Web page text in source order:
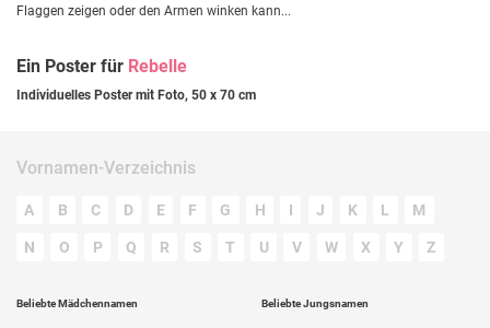
Flaggen zeigen oder den Armen winken kann...
Ein Poster für Rebelle
Individuelles Poster mit Foto, 50 x 70 cm
Vornamen-Verzeichnis
A B C D E F G H I J K L M
N O P Q R S T U V W X Y Z
Beliebte Mädchennamen Beliebte Jungsnamen